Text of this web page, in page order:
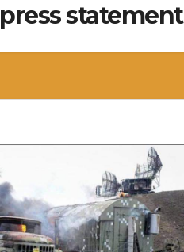
press statement